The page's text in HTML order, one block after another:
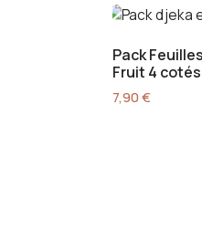
Pack
Fruit 4 cotés
7,90€